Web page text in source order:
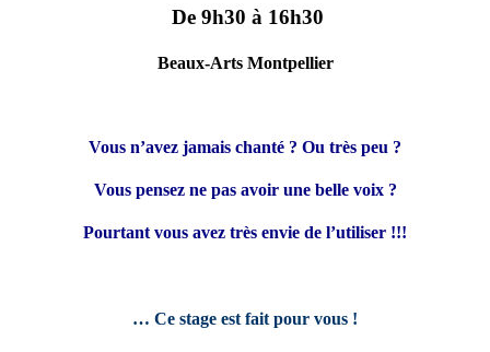
De 9h30 à 16h30
Beaux-Arts Montpellier
Vous n’avez jamais chanté ? Ou très peu ?
Vous pensez ne pas avoir une belle voix ?
Pourtant vous avez très envie de l’utiliser !!!
… Ce stage est fait pour vous !